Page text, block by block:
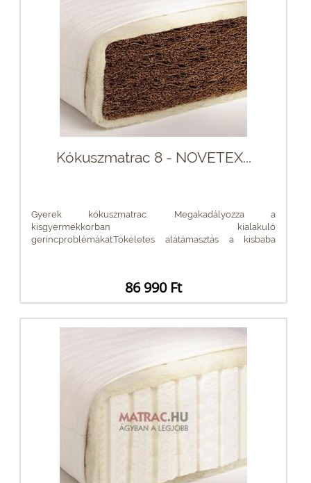
Kókuszmatrac 8 - NOVETEX...
Gyerek kókuszmatrac. Megakadályozza a
kisgyermekkorban kialakuló
gerincproblémákat.Tökéletes alátámasztás a kisbaba
86 990 Ft